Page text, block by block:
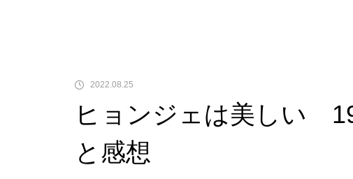
2022.08.25
ヒョンジェは美しい
と感想